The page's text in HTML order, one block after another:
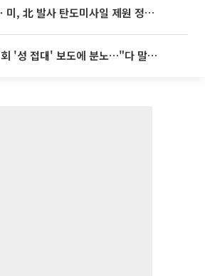
, 北 발사 탄도미사일 제원 정밀분석 중"
박문성, 축구협회 '성 접대' 보도에 분노…"다 말아먹으려고 작정했나"